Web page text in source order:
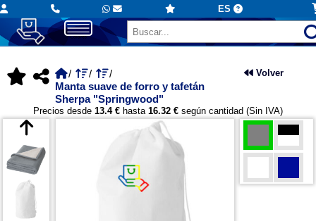
ES
Manta suave de forro y tafetán
Sherpa "Springwood"
Volver
Precios desde 13.4 € hasta 16.32 € según cantidad (Sin IVA)